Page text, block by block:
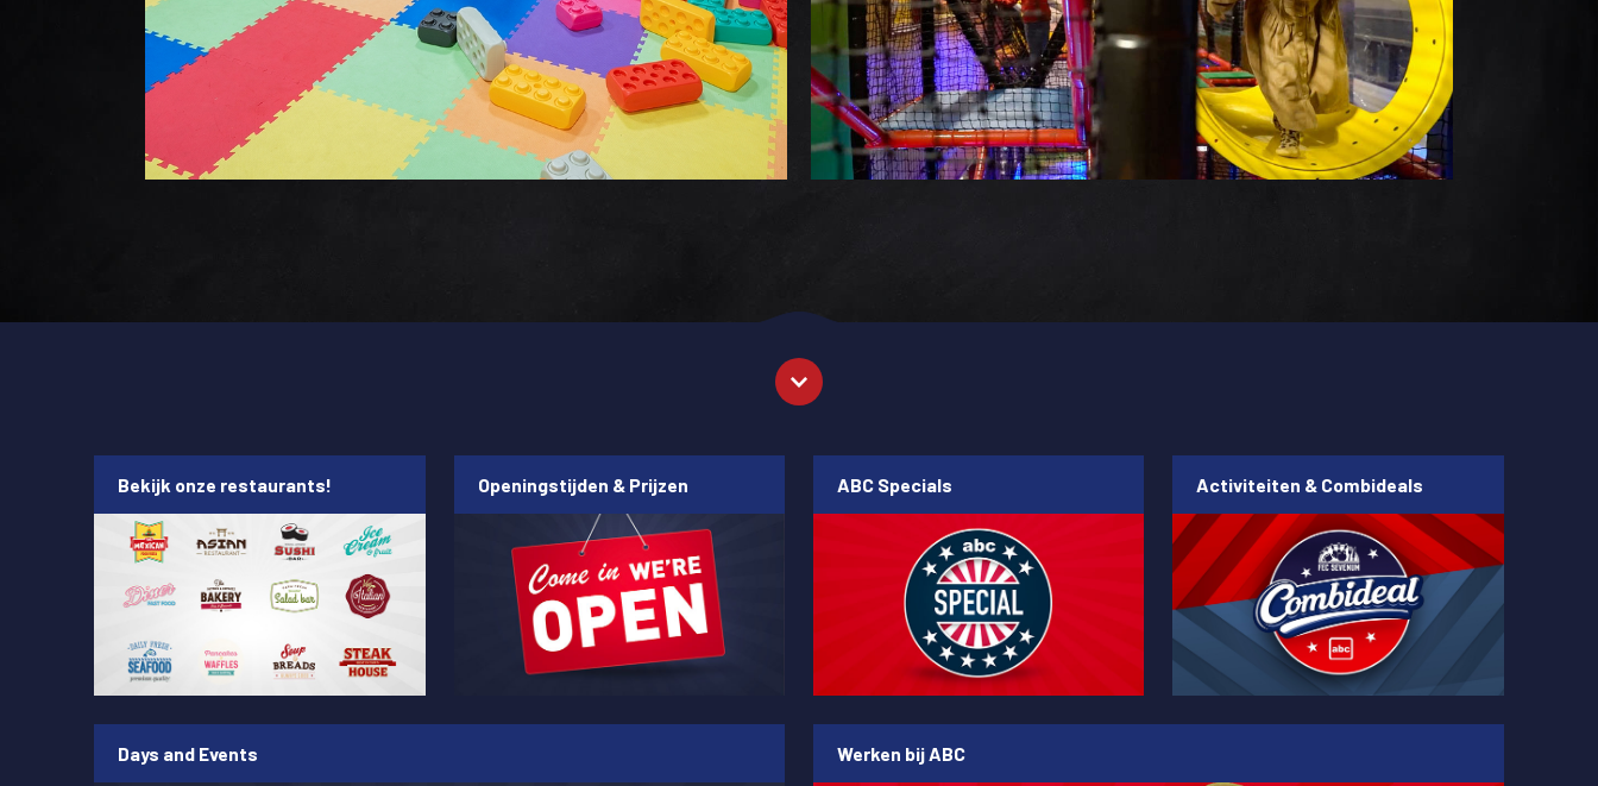
Bekijk onze restaurants! Openingstijden & Prijzen ABC Specials Activiteiten & Combideals
Days and Events Werken bij ABC